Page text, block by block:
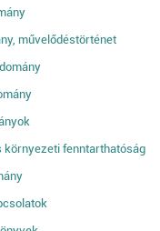
művelődéstörténet
környezeti fenntarthatóság